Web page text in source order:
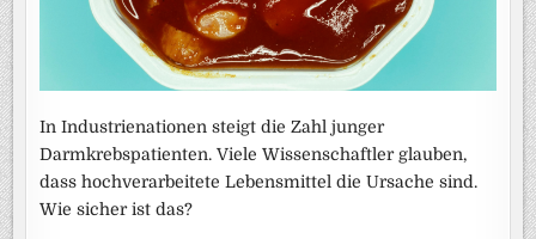
In Industrienationen steigt die Zahl junger
Darmkrebspatienten. Viele Wissenschaftler glauben,
dass hochverarbeitete Lebensmittel die Ursache sind.
Wie sicher ist das?